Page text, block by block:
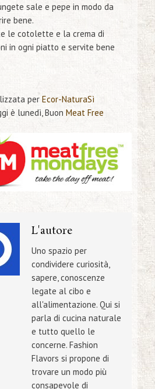
sale e pepe in modo da
bene.
le cotolette e la crema di
in ogni piatto e servite bene
per Ecor-NaturaSì
è lunedì, Buon Meat Free
L'autore
Uno spazio per
condividere curiosità,
sapere, conoscenze
legate al cibo e
all'alimentazione. Qui si
parla di cucina naturale
e tutto quello le
concerne. Fashion
Flavors si propone di
trovare un modo più
consapevole di